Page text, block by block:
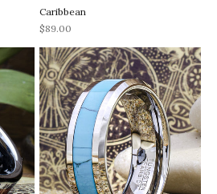
Caribbean
REA-pris
$89.00